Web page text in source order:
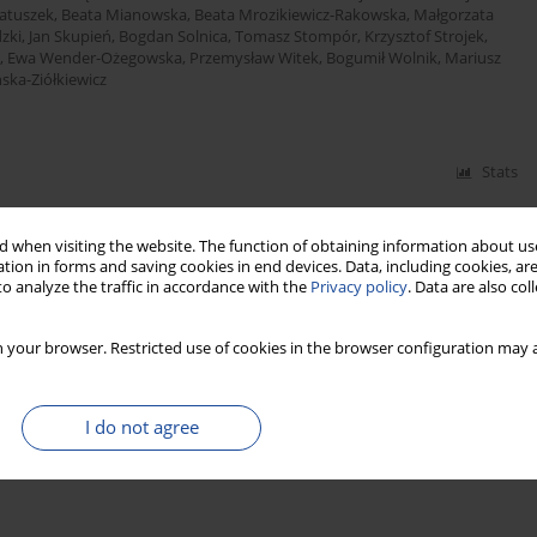
when visiting the website. The function of obtaining information about
in forms and saving cookies in end devices. Data, including cookies,
analyze the traffic in accordance with the Privacy policy. Data are also
your browser. Restricted use of cookies in the browser configuration
I do not agree
, Beata Mianowska, Beata Mrozikiewicz-Rakowska, Małgorzata
, Jan Skupień, Bogdan Solnica, Tomasz Stompór, Krzysztof Strojek,
, Ewa Wender-Ożegowska, Przemysław Witek, Bogumił Wolnik, Mariusz
Ziółkiewicz
Stats
Poland – 2025
Chobot,Zbigniew Kalarus,Monika Karczewska-Kupczewska,Tomasz
, Jan Skupień, Bogdan Solnica Tomasz Stompór
Ewa Wender-Ożegowska Przemysław Witek